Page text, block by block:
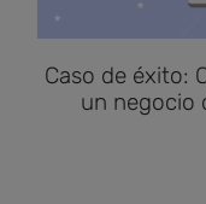
Caso de éxito:
un negocio